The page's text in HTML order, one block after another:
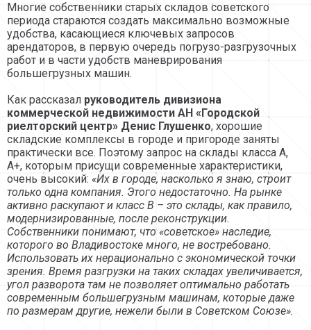
Многие собственники старых складов советского
периода стараются создать максимально возможные
удобства, касающиеся ключевых запросов
арендаторов, в первую очередь погрузо-разгрузочных
работ и в части удобств маневрирования
большегрузных машин.
Как рассказал руководитель дивизиона
коммерческой недвижимости АН «Городской
риелторский центр» Денис Глушенко, хорошие
складские комплексы в городе и пригороде заняты
практически все. Поэтому запрос на склады класса А,
А+, которым присущи современные характеристики,
очень высокий: «Их в городе, насколько я знаю, строит
только одна компания. Этого недостаточно. На рынке
активно раскупают и класс В – это склады, как правило,
модернизированные, после реконструкции.
Собственники понимают, что «советское» наследие,
которого во Владивостоке много, не востребовано.
Использовать их нерационально с экономической точки
зрения. Время разгрузки на таких складах увеличивается,
угол разворота там не позволяет оптимально работать
современным большегрузным машинам, которые даже
по размерам другие, нежели были в Советском Союзе».